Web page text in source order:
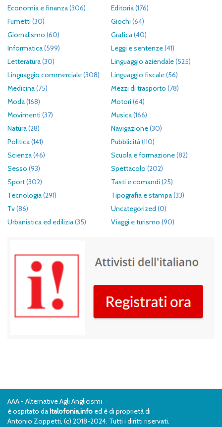
Economia e finanza(306) Editoria(176)
Fumetti (30) Giochi (64)
Giornalismo (60) Grafica(40)
Informatica(599) Leggi e sentenze(41)
Letteratura(30) Linguaggio aziendale(525)
Linguaggio commerciale(308) Linguaggio fiscale(56)
Medicina(75) Mezzi di trasporto (78)
Moda(168) Motori (64)
Movimenti (37) Musica(166)
Natura(28) Navigazione(30)
Politica(141) Pubblicità(110)
Scienza(46) Scuola e formazione(82)
Sesso (93) Spettacolo (202)
Sport(302) Tasti e comandi (25)
Tecnologia(291) Tipografia e stampa(33)
Tv(86) Uncategorized (0)
Urbanistica ed edilizia(35) Viaggi e turismo (90)
AAA - Alternative Agli Anglicismi
è ospitato daItalofonia.info ed è di proprietà di
Antonio Zoppetti, (c) 2018-2024. Tutti i diritti riservati.